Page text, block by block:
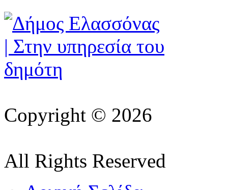
Copyright © 2026
All Rights Reserved